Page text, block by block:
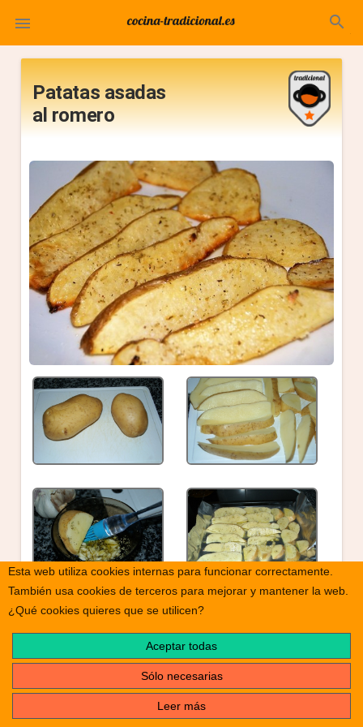
 search
Patatas asadas
al romero
Esta web utiliza cookies internas para funcionar correctamente.
También usa cookies de terceros para mejorar y mantener la web.
¿Qué cookies quieres que se utilicen?
Aceptar todas
Sólo necesarias
Leer más